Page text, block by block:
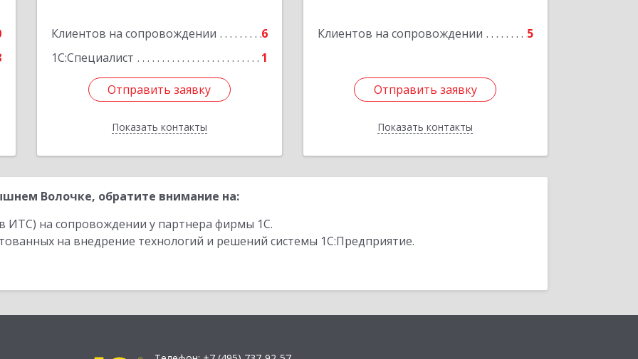
Клиентов на сопровождении
6
1С:Специалист
1
Отправить заявку
Показать контакты
Отправить заявку
Назад
Клиентов на сопровождении 5
Отправить заявку
Показать контакты
Отправить заявку
Назад
Волочке, обратите внимание на:
ИТС) на сопровождении у партнера фирмы 1С.
на внедрение технологий и решений системы 1С:Предприятие.